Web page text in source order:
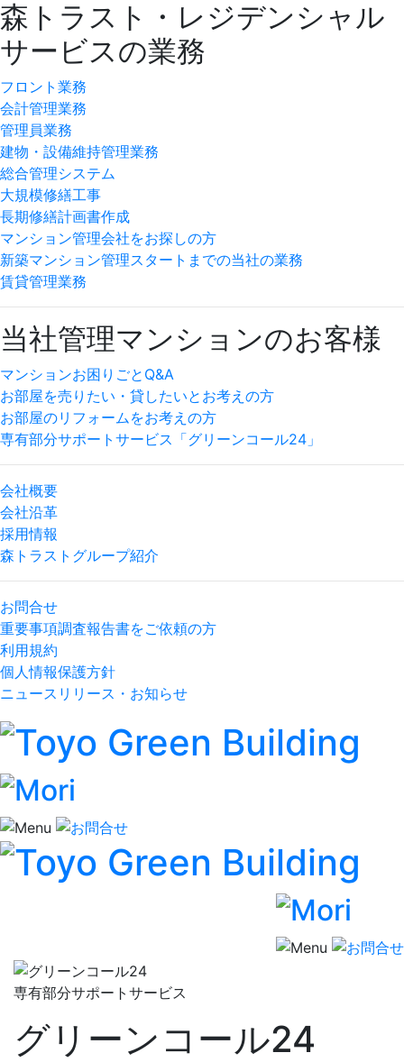
森トラスト・レジデンシャル
サービスの業務
フロント業務
会計管理業務
管理員業務
建物・設備維持管理業務
総合管理システム
大規模修繕工事
長期修繕計画書作成
マンション管理会社をお探しの方
新築マンション管理スタートまでの当社の業務
賃貸管理業務
当社管理マンションのお客様
マンションお困りごとQ&A
お部屋を売りたい・貸したいとお考えの方
お部屋のリフォームをお考えの方
専有部分サポートサービス「グリーンコール24」
会社概要
会社沿革
採用情報
森トラストグループ紹介
お問合せ
重要事項調査報告書をご依頼の方
利用規約
個人情報保護方針
ニュースリリース・お知らせ
専有部分サポートサービス
グリーンコール24